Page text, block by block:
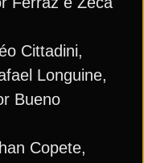
Cittadini,
Longuine,
Bueno
Copete,